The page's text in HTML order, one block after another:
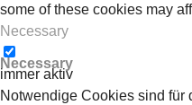
some of these cookies may
Necessary
Necessary
immer aktiv
Notwendige Cookies sind für